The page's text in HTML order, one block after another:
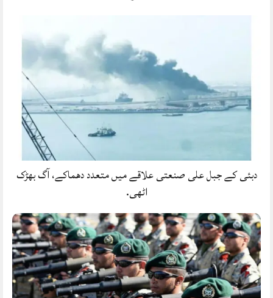
دبئی کے جبل علی صنعتی علاقے میں متعدد دھماکے، آگ بھڑک
اٹھی.